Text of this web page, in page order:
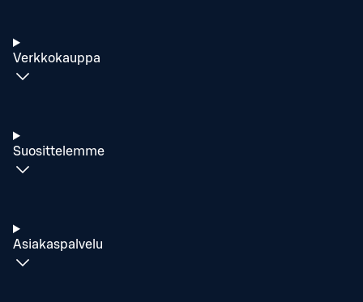
Verkkokauppa
Suosittelemme
Asiakaspalvelu